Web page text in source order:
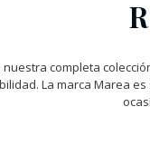
nuestra completa
La marca Marea